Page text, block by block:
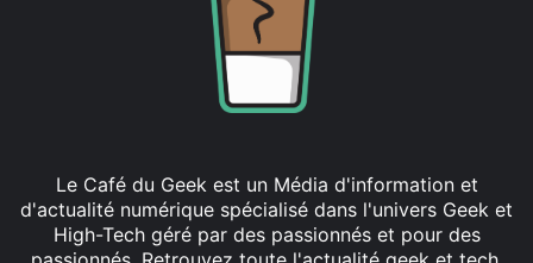
Le Café du Geek est un Média d'information et
d'actualité numérique spécialisé dans l'univers Geek et
High-Tech géré par des passionnés et pour des